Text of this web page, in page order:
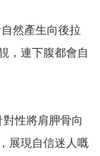
然產生向後拉
，連下腹都會自
性將肩胛骨向
展現自信迷人嘅